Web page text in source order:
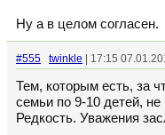
Ну а в целом согласен.
#555 twinkle | 17:15
Тем, которым есть, за
семьи по 9-10 детей,
Редкость. Уважения